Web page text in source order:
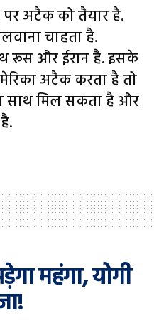
अटैक को तैयार है.
चाहता है.
रूस और ईरान है. इसके
अटैक करता है तो
साथ मिल सकता है और
महंगा, योगी